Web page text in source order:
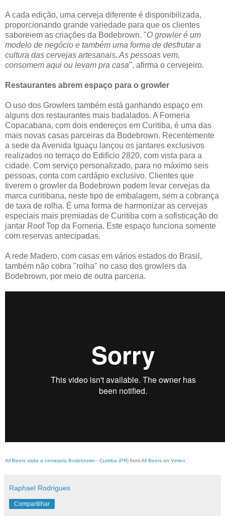
A cada edição, uma cerveja diferente é disponibilizada,
proporcionando grande variedade para que os clientes
saboreiem as criações da Bodebrown. "O growler é um
modelo de negócio e também uma forma de desfrutar a
cultura das cervejas artesanais. As pessoas vem,
consomem aqui ou levam pra casa", afirma o cervejeiro.
Restaurantes abrem espaço para o growler
O uso dos Growlers também está ganhando espaço em
alguns dos restaurantes mais badalados. A Forneria
Copacabana, com dois endereços em Curitiba, é uma das
mais novas casas parceiras da Bodebrown. Recentemente
a sede da Avenida Iguaçu lançou os jantares exclusivos
realizados no terraço do Edifício 2820, com vista para a
cidade. Com serviço personalizado, para no máximo seis
pessoas, conta com cardápio exclusivo. Clientes que
tiverem o growler da Bodebrown podem levar cervejas da
marca curitibana, neste tipo de embalagem, sem a cobrança
de taxa de rolha. É uma forma de harmonizar as cervejas
especiais mais premiadas de Curitiba com a sofisticação do
jantar Roof Top da Forneria. Este espaço funciona somente
com reservas antecipadas.
A rede Madero, com casas em vários estados do Brasil,
também não cobra "rolha" no caso dos growlers da
Bodebrown, por meio de outra parceria.
All Beers visita a cervejaria Bodebrown - Curitiba (PR) fromAll Beers on Vimeo
Raphael Rodrigues
Compartilhar